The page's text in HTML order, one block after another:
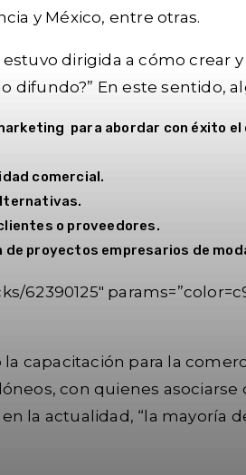
y México, entre otras.
dirigida a cómo crear
difundo?” En este sentido,
para abordar con éxito
comercial.
o proveedores.
proyectos empresarios de
capacitación para la
con quienes
la actualidad, “la